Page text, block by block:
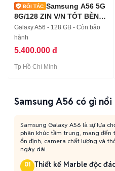
Samsung A56 5G
8G/128 ZIN V/N TỐT BỀN
TRẦY
Galaxy A56 - 128 GB - Còn bảo
hành
5.400.000 đ
Tp Hồ Chí Minh
Samsung A56 có gì nổi
Samsung Galaxy A56 là sự lựa
phân khúc tầm trung, mang đến
ổn định, camera chất lượng và
ngày dài.
01 Thiết kế Marble độc